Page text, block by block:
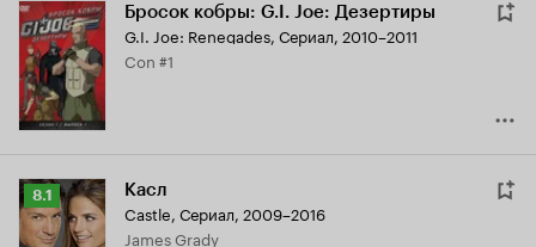
Бросок кобры: G.I. Joe: Дезертиры
G.I. Joe: Renegades, Сериал, 2010–2011
Con #1
Рейтинг
Кинопоиска
8.1
8.1 Касл
Castle, Сериал, 2009–2016
James Grady